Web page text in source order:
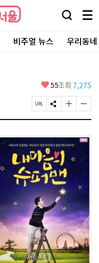
검
창
열
기
메
뉴
전
체
보
비주얼 뉴스 우리동
좋
요
55조회 7,275
페
이
U
R
L
복
사
S
N
공
유
하
기
글
자
기
크
게
변
하
기
글
자
기
작
변
기